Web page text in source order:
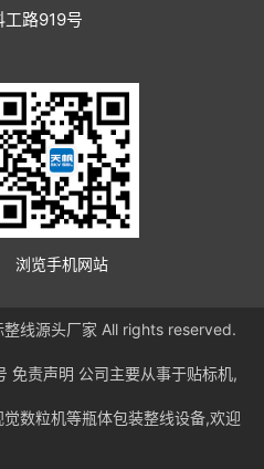
路919号
浏览手机网站
线源头厂家 All rights reserved.
免责声明 公司主要从事于贴标机,
数粒机等瓶体包装整线设备,欢迎